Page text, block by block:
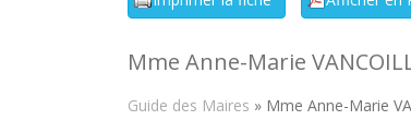
Mme Anne-Marie
Guide des Maires » Mme Anne-Marie